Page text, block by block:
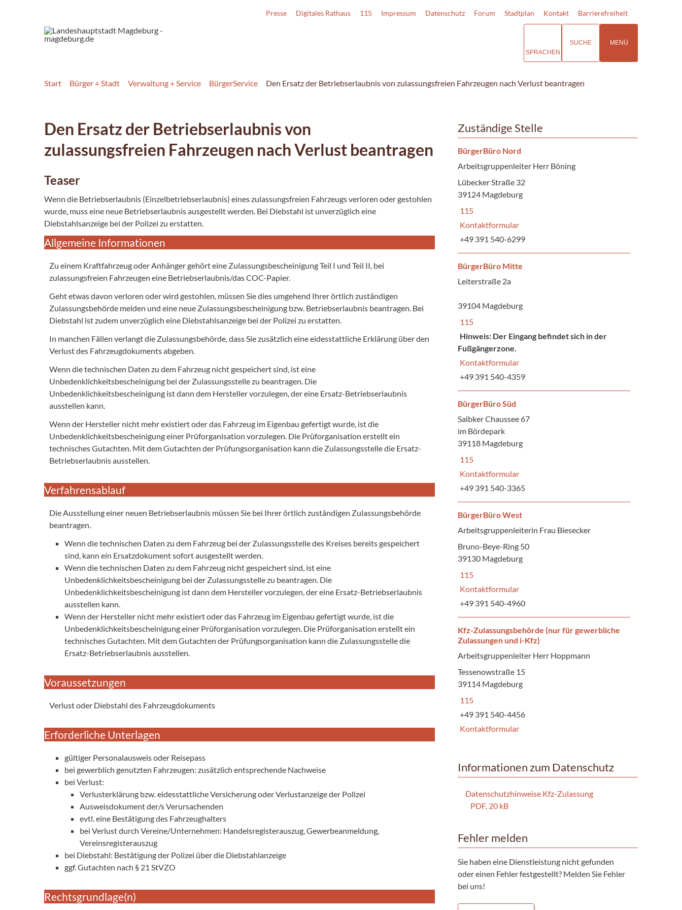
Presse Digitales Rathaus 115 Impressum Datenschutz Forum Stadtplan Kontakt Barrierefreiheit
SPRACHEN
SUCHE MENÜ
Start Bürger + Stadt Verwaltung + Service BürgerService Den Ersatz der Betriebserlaubnis von zulassungsfreien Fahrzeugen nach Verlust beantragen
Den Ersatz der Betriebserlaubnis von
zulassungsfreien Fahrzeugen nach Verlust beantragen
Teaser
Wenn die Betriebserlaubnis (Einzelbetriebserlaubnis) eines zulassungsfreien Fahrzeugs verloren oder gestohlen
wurde, muss eine neue Betriebserlaubnis ausgestellt werden. Bei Diebstahl ist unverzüglich eine
Diebstahlsanzeige bei der Polizei zu erstatten.
Allgemeine Informationen
Zu einem Kraftfahrzeug oder Anhänger gehört eine Zulassungsbescheinigung Teil I und Teil II, bei
zulassungsfreien Fahrzeugen eine Betriebserlaubnis/das COC-Papier.
Geht etwas davon verloren oder wird gestohlen, müssen Sie dies umgehend Ihrer örtlich zuständigen
Zulassungsbehörde melden und eine neue Zulassungsbescheinigung bzw. Betriebserlaubnis beantragen. Bei
Diebstahl ist zudem unverzüglich eine Diebstahlsanzeige bei der Polizei zu erstatten.
In manchen Fällen verlangt die Zulassungsbehörde, dass Sie zusätzlich eine eidesstattliche Erklärung über den
Verlust des Fahrzeugdokuments abgeben.
Wenn die technischen Daten zu dem Fahrzeug nicht gespeichert sind, ist eine
Unbedenklichkeitsbescheinigung bei der Zulassungsstelle zu beantragen. Die
Unbedenklichkeitsbescheinigung ist dann dem Hersteller vorzulegen, der eine Ersatz-Betriebserlaubnis
ausstellen kann.
Wenn der Hersteller nicht mehr existiert oder das Fahrzeug im Eigenbau gefertigt wurde, ist die
Unbedenklichkeitsbescheinigung einer Prüforganisation vorzulegen. Die Prüforganisation erstellt ein
technisches Gutachten. Mit dem Gutachten der Prüfungsorganisation kann die Zulassungsstelle die Ersatz-
Betriebserlaubnis ausstellen.
Verfahrensablauf
Die Ausstellung einer neuen Betriebserlaubnis müssen Sie bei Ihrer örtlich zuständigen Zulassungsbehörde
beantragen.
Wenn die technischen Daten zu dem Fahrzeug bei der Zulassungsstelle des Kreises bereits gespeichert
sind, kann ein Ersatzdokument sofort ausgestellt werden.
Wenn die technischen Daten zu dem Fahrzeug nicht gespeichert sind, ist eine
Unbedenklichkeitsbescheinigung bei der Zulassungsstelle zu beantragen. Die
Unbedenklichkeitsbescheinigung ist dann dem Hersteller vorzulegen, der eine Ersatz-Betriebserlaubnis
ausstellen kann.
Wenn der Hersteller nicht mehr existiert oder das Fahrzeug im Eigenbau gefertigt wurde, ist die
Unbedenklichkeitsbescheinigung einer Prüforganisation vorzulegen. Die Prüforganisation erstellt ein
technisches Gutachten. Mit dem Gutachten der Prüfungsorganisation kann die Zulassungsstelle die
Ersatz-Betriebserlaubnis ausstellen.
Voraussetzungen
Verlust oder Diebstahl des Fahrzeugdokuments
Erforderliche Unterlagen
gültiger Personalausweis oder Reisepass
bei gewerblich genutzten Fahrzeugen: zusätzlich entsprechende Nachweise
bei Verlust:
Verlusterklärung bzw. eidesstattliche Versicherung oder Verlustanzeige der Polizei
Ausweisdokument der/s Verursachenden
evtl. eine Bestätigung des Fahrzeughalters
bei Verlust durch Vereine/Unternehmen: Handelsregisterauszug, Gewerbeanmeldung,
Vereinsregisterauszug
bei Diebstahl: Bestätigung der Polizei über die Diebstahlanzeige
ggf. Gutachten nach § 21 StVZO
Rechtsgrundlage(n)
Zuständige Stelle
BürgerBüro Nord
Arbeitsgruppenleiter Herr Böning
Lübecker Straße 32
39124 Magdeburg
115
Kontaktformular
+49 391 540-6299
BürgerBüro Mitte
Leiterstraße 2a
39104 Magdeburg
115
Hinweis: Der Eingang befindet sich in der
Fußgängerzone.
Kontaktformular
+49 391 540-4359
BürgerBüro Süd
Salbker Chaussee 67
im Bördepark
39118 Magdeburg
115
Kontaktformular
+49 391 540-3365
BürgerBüro West
Arbeitsgruppenleiterin Frau Biesecker
Bruno-Beye-Ring 50
39130 Magdeburg
115
Kontaktformular
+49 391 540-4960
Kfz-Zulassungsbehörde (nur für gewerbliche
Zulassungen und i-Kfz)
Arbeitsgruppenleiter Herr Hoppmann
Tessenowstraße 15
39114 Magdeburg
115
+49 391 540-4456
Kontaktformular
Informationen zum Datenschutz
Datenschutzhinweise Kfz-Zulassung
PDF, 20 kB
Fehler melden
Sie haben eine Dienstleistung nicht gefunden
oder einen Fehler festgestellt? Melden Sie Fehler
bei uns!